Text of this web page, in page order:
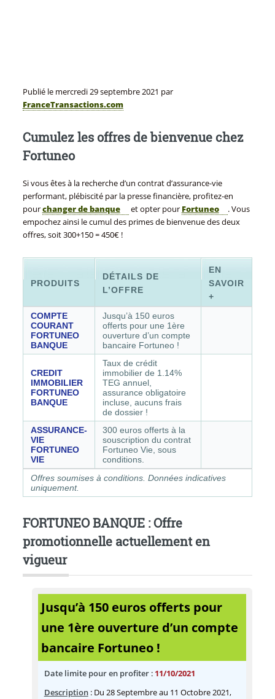
Publié le mercredi 29 septembre 2021 par
FranceTransactions.com
Cumulez les offres de bienvenue chez
Fortuneo
Si vous êtes à la recherche d’un contrat d’assurance-vie
performant, plébiscité par la presse financière, profitez-en
pourchanger de banque et opter pour Fortuneo
. Vous
empochez ainsi le cumul des primes de bienvenue des deux
offres, soit 300+150 = 450€ !
PRODUITS
DÉTAILS DE
L’OFFRE
EN
SAVOIR
+
COMPTE
COURANT
FORTUNEO
BANQUE
Jusqu’à 150 euros
offerts pour une 1ère
ouverture d’un compte
bancaire Fortuneo !
CREDIT
IMMOBILIER
FORTUNEO
BANQUE
Taux de crédit
immobilier de 1.14%
TEG annuel,
assurance obligatoire
incluse, aucuns frais
de dossier !
ASSURANCE-
VIE
FORTUNEO
VIE
300 euros offerts à la
souscription du contrat
Fortuneo Vie, sous
conditions.
Offres soumises à conditions. Données indicatives
uniquement.
FORTUNEO BANQUE : Offre
promotionnelle actuellement en
vigueur
Jusqu’à 150 euros offerts pour
une 1ère ouverture d’un compte
bancaire Fortuneo !
Date limite pour en profiter: 11/10/2021
Description: Du 28 Septembre au 11 Octobre 2021,